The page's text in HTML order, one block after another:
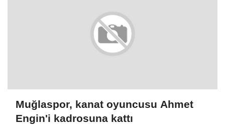
Muğlaspor, kanat oyuncusu Ahmet
Engin'i kadrosuna kattı